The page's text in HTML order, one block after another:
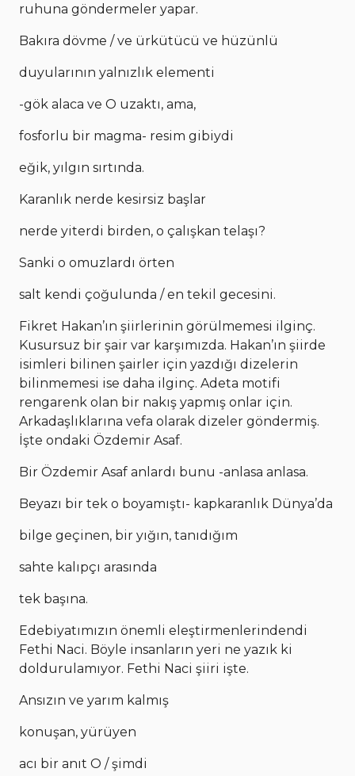
ruhuna göndermeler yapar.
Bakıra dövme / ve ürkütücü ve hüzünlü
duyularının yalnızlık elementi
-gök alaca ve O uzaktı, ama,
fosforlu bir magma- resim gibiydi
eğik, yılgın sırtında.
Karanlık nerde kesirsiz başlar
nerde yiterdi birden, o çalışkan telaşı?
Sanki o omuzlardı örten
salt kendi çoğulunda / en tekil gecesini.
Fikret Hakan’ın şiirlerinin görülmemesi ilginç.
Kusursuz bir şair var karşımızda. Hakan’ın şiirde
isimleri bilinen şairler için yazdığı dizelerin
bilinmemesi ise daha ilginç. Adeta motifi
rengarenk olan bir nakış yapmış onlar için.
Arkadaşlıklarına vefa olarak dizeler göndermiş.
İşte ondaki Özdemir Asaf.
Bir Özdemir Asaf anlardı bunu -anlasa anlasa.
Beyazı bir tek o boyamıştı- kapkaranlık Dünya’da
bilge geçinen, bir yığın, tanıdığım
sahte kalıpçı arasında
tek başına.
Edebiyatımızın önemli eleştirmenlerindendi
Fethi Naci. Böyle insanların yeri ne yazık ki
doldurulamıyor. Fethi Naci şiiri işte.
Ansızın ve yarım kalmış
konuşan, yürüyen
acı bir anıt O / şimdi